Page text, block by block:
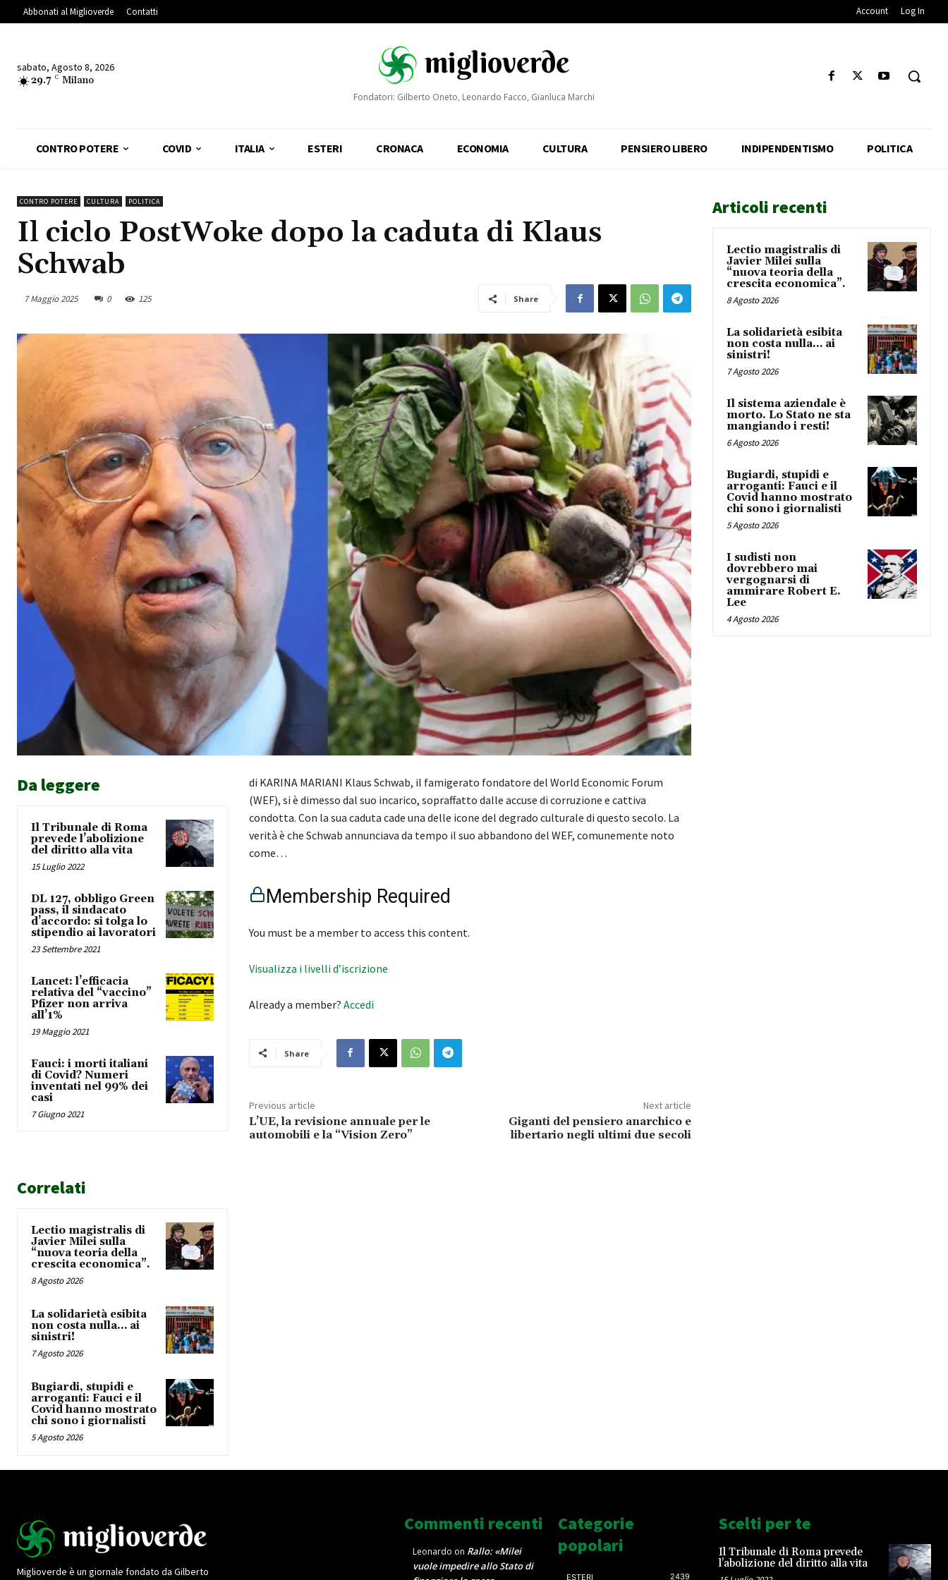
Abbonati al Miglioverde Contatti Account Log In
sabato, Agosto 8, 2026
29.7 C Milano
Fondatori: Gilberto Oneto, Leonardo Facco, Gianluca Marchi
CONTRO POTERE COVID ITALIA ESTERI CRONACA ECONOMIA CULTURA PENSIERO LIBERO INDIPENDENTISMO POLITICA
CONTRO POTERE CULTURA POLITICA
Il ciclo PostWoke dopo la caduta di Klaus
Schwab
7 Maggio 2025 0 125 Share
Da leggere
Il Tribunale di Roma
prevede l’abolizione
del diritto alla vita
15 Luglio 2022
DL 127, obbligo Green
pass, il sindacato
d’accordo: si tolga lo
stipendio ai lavoratori
23 Settembre 2021
Lancet: l’efficacia
relativa del “vaccino”
Pfizer non arriva
all’1%
19 Maggio 2021
Fauci: i morti italiani
di Covid? Numeri
inventati nel 99% dei
casi
7 Giugno 2021
di KARINA MARIANI Klaus Schwab, il famigerato fondatore del World Economic Forum
(WEF), si è dimesso dal suo incarico, sopraffatto dalle accuse di corruzione e cattiva
condotta. Con la sua caduta cade una delle icone del degrado culturale di questo secolo. La
verità è che Schwab annunciava da tempo il suo abbandono del WEF, comunemente noto
come…
Membership Required
You must be a member to access this content.
Visualizza i livelli d’iscrizione
Already a member? Accedi
Share
Previous article
L’UE, la revisione annuale per le
automobili e la “Vision Zero”
Next article
Giganti del pensiero anarchico e
libertario negli ultimi due secoli
Correlati
Lectio magistralis di
Javier Milei sulla
“nuova teoria della
crescita economica”.
8 Agosto 2026
La solidarietà esibita
non costa nulla… ai
sinistri!
7 Agosto 2026
Bugiardi, stupidi e
arroganti: Fauci e il
Covid hanno mostrato
chi sono i giornalisti
5 Agosto 2026
Articoli recenti
Lectio magistralis di
Javier Milei sulla
“nuova teoria della
crescita economica”.
8 Agosto 2026
La solidarietà esibita
non costa nulla… ai
sinistri!
7 Agosto 2026
Il sistema aziendale è
morto. Lo Stato ne sta
mangiando i resti!
6 Agosto 2026
Bugiardi, stupidi e
arroganti: Fauci e il
Covid hanno mostrato
chi sono i giornalisti
5 Agosto 2026
I sudisti non
dovrebbero mai
vergognarsi di
ammirare Robert E.
Lee
4 Agosto 2026
Miglioverde è un giornale fondato da Gilberto
Commenti recenti
Leonardo on Rallo: «Milei
vuole impedire allo Stato di
Categorie
popolari
ESTERI 2439
Scelti per te
Il Tribunale di Roma prevede
l’abolizione del diritto alla vita